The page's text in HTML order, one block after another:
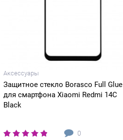
Аксессуары
Защитное стекло Borasco Full Glue
для смартфона Xiaomi Redmi 14C
Black
0